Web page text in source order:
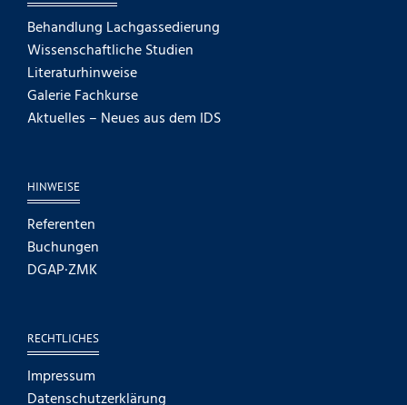
Behandlung Lachgassedierung
Wissenschaftliche Studien
Literaturhinweise
Galerie Fachkurse
Aktuelles – Neues aus dem IDS
HINWEISE
Referenten
Buchungen
DGAP·ZMK
RECHTLICHES
Impressum
Datenschutzerklärung